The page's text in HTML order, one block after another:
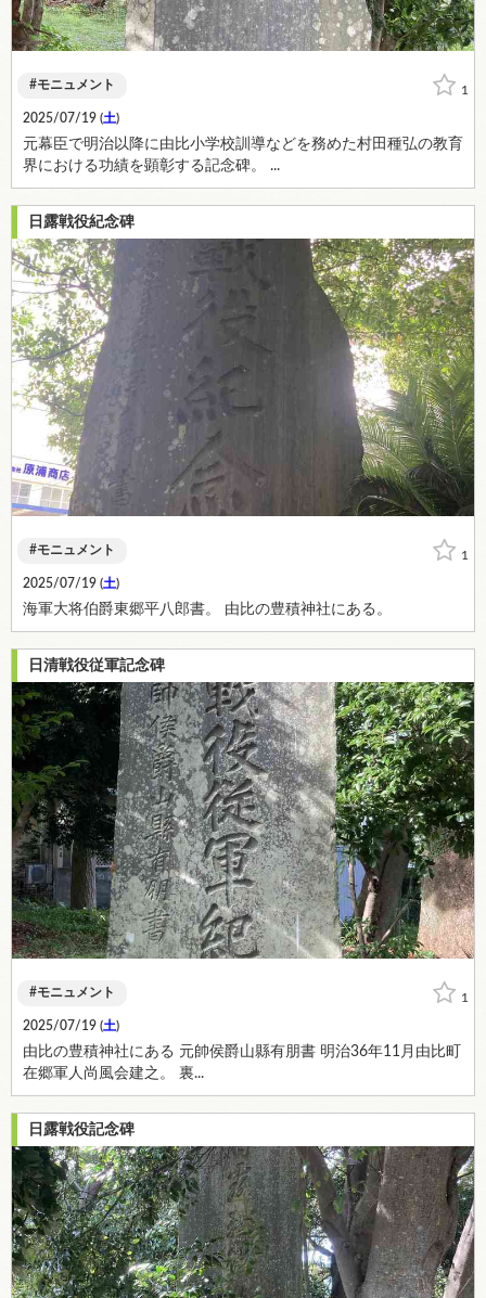
1
モニュメント
2025/07/19 (土)
元幕臣で明治以降に由比小学校訓導などを務めた村田種弘の教育
界における功績を顕彰する記念碑。 ...
日露戦役紀念碑
1
モニュメント
2025/07/19 (土)
海軍大将伯爵東郷平八郎書。 由比の豊積神社にある。
日清戦役従軍記念碑
1
モニュメント
2025/07/19 (土)
由比の豊積神社にある 元帥侯爵山縣有朋書 明治36年11月由比町
在郷軍人尚風会建之。 裏...
日露戦役記念碑